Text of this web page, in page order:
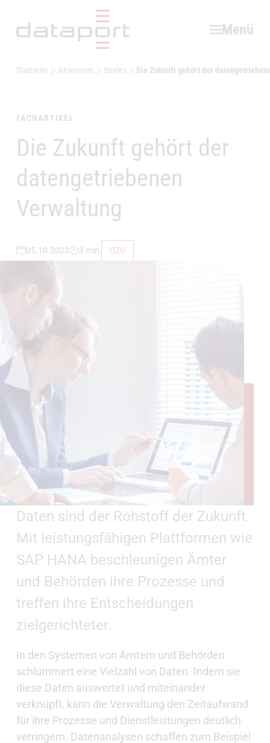
Menü
Startseite Newsroom Stories Die Zukunft gehört der
FACHARTIKEL
–
Die Zukunft gehört der
datengetriebenen
Verwaltung
05.10.2023 3 min. OZG
Daten sind der Rohstoff der Zukunft.
Mit leistungsfähigen Plattformen wie
SAP HANA beschleunigen Ämter
und Behörden ihre Prozesse und
treffen ihre Entscheidungen
zielgerichteter.
In den Systemen von Ämtern und Behörden
schlummert eine Vielzahl von Daten. Indem sie
diese Daten auswertet und miteinander
verknüpft, kann die Verwaltung den Zeitaufwand
für ihre Prozesse und Dienstleistungen deutlich
verringern. Datenanalysen schaffen zum Beispiel